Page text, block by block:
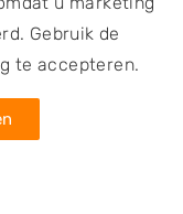
Gebruik de
te accepteren.